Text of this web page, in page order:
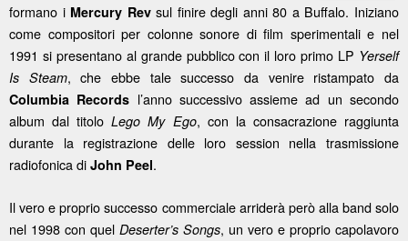
formano i Mercury Revsul finire degli anni 80 a Buffalo. Iniziano
come compositori per colonne sonore di film sperimentali e nel
1991 si presentano al grande pubblico con il loro primo LP Yerself
Is Steam, che ebbe tale successo da venire ristampato da
Columbia Records l’anno successivo assieme ad un secondo
album dal titoloLego My Ego, con la consacrazione raggiunta
durante la registrazione delle loro session nella trasmissione
radiofonica di John Peel.
Il vero e proprio successo commerciale arriderà però alla band solo
nel 1998 con quel Deserter’s Songs, un vero e proprio capolavoro